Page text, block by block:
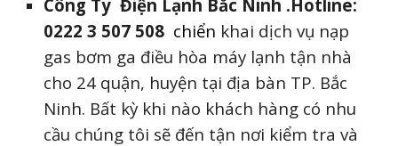
Công Ty Điện Lạnh Bắc Ninh .Hotline:
0222 3 507 508 chiển khai dịch vụ nạp
gas bơm ga điều hòa máy lạnh tận nhà
cho 24 quận, huyện tại địa bàn TP. Bắc
Ninh. Bất kỳ khi nào khách hàng có nhu
cầu chúng tôi sẽ đến tận nơi kiểm tra và